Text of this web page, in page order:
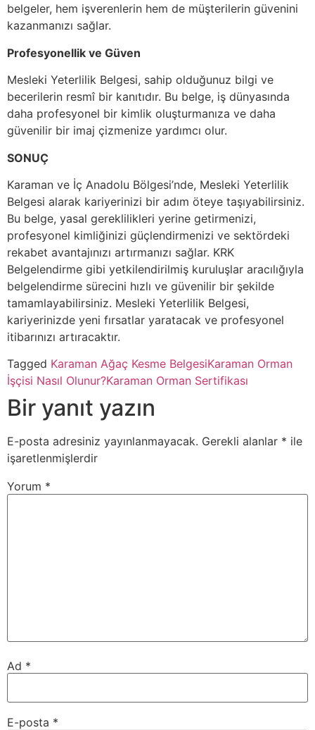
belgeler, hem işverenlerin hem de müşterilerin güvenini
kazanmanızı sağlar.
Profesyonellik ve Güven
Mesleki Yeterlilik Belgesi, sahip olduğunuz bilgi ve
becerilerin resmî bir kanıtıdır. Bu belge, iş dünyasında
daha profesyonel bir kimlik oluşturmanıza ve daha
güvenilir bir imaj çizmenize yardımcı olur.
SONUÇ
Karaman ve İç Anadolu Bölgesi’nde, Mesleki Yeterlilik
Belgesi alarak kariyerinizi bir adım öteye taşıyabilirsiniz.
Bu belge, yasal gereklilikleri yerine getirmenizi,
profesyonel kimliğinizi güçlendirmenizi ve sektördeki
rekabet avantajınızı artırmanızı sağlar. KRK
Belgelendirme gibi yetkilendirilmiş kuruluşlar aracılığıyla
belgelendirme sürecini hızlı ve güvenilir bir şekilde
tamamlayabilirsiniz. Mesleki Yeterlilik Belgesi,
kariyerinizde yeni fırsatlar yaratacak ve profesyonel
itibarınızı artıracaktır.
Tagged Karaman Ağaç Kesme BelgesiKaraman Orman
İşçisi Nasıl Olunur?Karaman Orman Sertifikası
Bir yanıt yazın
E-posta adresiniz yayınlanmayacak. Gerekli alanlar * ile
işaretlenmişlerdir
Yorum *
Ad *
E-posta *